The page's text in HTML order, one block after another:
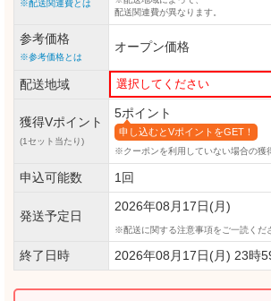
※配送関連費とは
配送関連費が異なります。
参考価格
※参考価格とは
オープン価格
配送地域
獲得Vポイント
(1セット当たり)
5ポイント
申し込むとVポイントをGET！
※クーポンを利用していない場合の獲
申込可能数 1回
発送予定日
2026年08月17日(月)
配送に関する注意事項をご一読くだ
終了日時 2026年08月17日(月) 23時